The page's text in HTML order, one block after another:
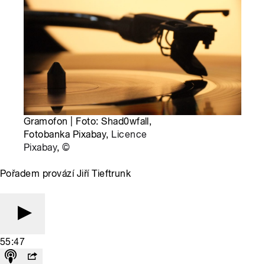
Gramofon | Foto: Shad0wfall,
Fotobanka Pixabay, Licence
Pixabay,©
Pořadem provází Jiří Tieftrunk
55:47